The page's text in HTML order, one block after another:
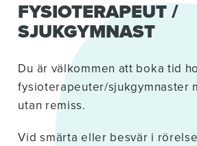
FYSIOTERAPEUT /
SJUKGYMNAST
Du är välkommen att boka tid
fysioterapeuter/sjukgymnaster
utan remiss.
Vid smärta eller besvär i